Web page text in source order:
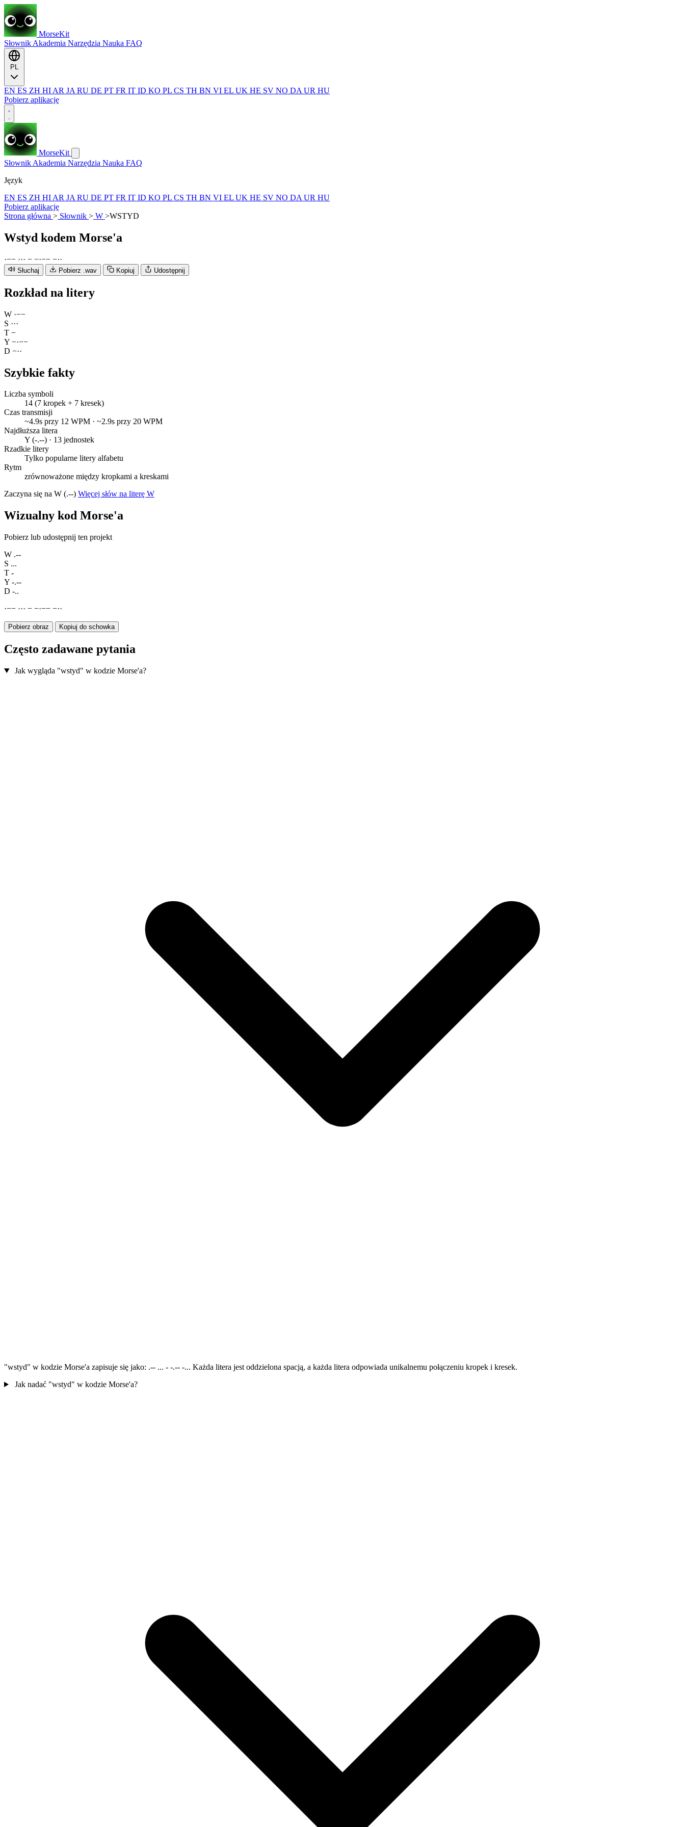
MorseKit
Słownik Akademia Narzędzia Nauka FAQ
EN ES ZH HI AR JA RU DE PT FR IT ID KO PL CS TH BN VI EL UK HE SV NO DA UR HU
Pobierz aplikację
MorseKit
Słownik Akademia Narzędzia Nauka FAQ
Język
EN ES ZH HI AR JA RU DE PT FR IT ID KO PL CS TH BN VI EL UK HE SV NO DA UR HU
Pobierz aplikację
Strona główna > Słownik > W >WSTYD
Wstyd kodem Morse'a
·−− ··· − −·−− −··
Słuchaj Pobierz .wav Kopiuj Udostępnij
Rozkład na litery
W ·−−
S ···
T −
Y −·−−
D −··
Szybkie fakty
Liczba symboli
14 (7 kropek + 7 kresek)
Czas transmisji
~4.9s przy 12 WPM · ~2.9s przy 20 WPM
Najdłuższa litera
Y (-.--) · 13 jednostek
Rzadkie litery
Tylko popularne litery alfabetu
Rytm
zrównoważone między kropkami a kreskami
Zaczyna się na W (.--) Więcej słów na literę W
Wizualny kod Morse'a
Pobierz lub udostępnij ten projekt
W .--
S ...
T -
Y -.--
D -..
·−− ··· − −·−− −··
Pobierz obraz Kopiuj do schowka
Często zadawane pytania
Jak wygląda "wstyd" w kodzie Morse'a?
"wstyd" w kodzie Morse'a zapisuje się jako: .-- ... - -.-- -... Każda litera jest oddzielona spacją, a każda litera odpowiada unikalnemu połączeniu kropek i kresek.
Jak nadać "wstyd" w kodzie Morse'a?